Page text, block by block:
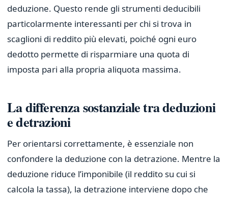
deduzione. Questo rende gli strumenti deducibili
particolarmente interessanti per chi si trova in
scaglioni di reddito più elevati, poiché ogni euro
dedotto permette di risparmiare una quota di
imposta pari alla propria aliquota massima.
La differenza sostanziale tra deduzioni
e detrazioni
Per orientarsi correttamente, è essenziale non
confondere la deduzione con la detrazione. Mentre la
deduzione riduce l’imponibile (il reddito su cui si
calcola la tassa), la detrazione interviene dopo che